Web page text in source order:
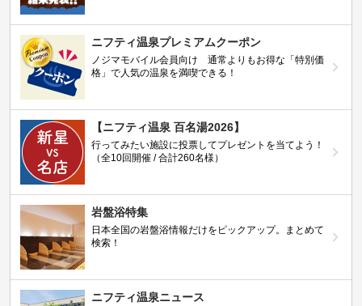
ニフティ温泉プレミアムクーポン
ノジマモバイル会員向け 通常よりもお得な「特別価
格」で人気の温泉を満喫できる！
【ニフティ温泉 百名湯2026】
行ってみたい施設に投票してプレゼントを当てよう！
（全10回開催 / 合計260名様）
岩盤浴特集
日本全国の岩盤浴情報だけをピックアップ。まとめて
検索！
ニフティ温泉ニュース